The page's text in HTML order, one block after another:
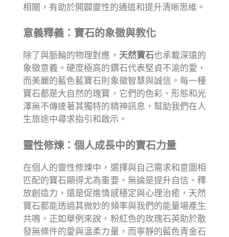
相關，有助於開闢靈性的通道和提升清晰思維。
意義釋義：寶石的象徵與教化
除了與脈輪的物理對應， 天然寶石也承載深遠的
象徵意義。硬度極高的鑽石代表堅貞不渝的愛，
而美麗的藍色藍寶石則象徵智慧與誠信。每一種
寶石都是大自然的瑰寶，它們的色彩、形態和光
澤無不傳達著其獨特的精神訊息，幫助我們在人
生旅途中尋求指引和啟示。
靈性修煉：個人成長中的寶石力量
在個人的靈性修煉中，選擇與自己需求和意圖相
匹配的寶石顯得尤為重要。無論是提升自信、釋
放創造力，還是促進情感穩定與心理治癒，天然
寶石都能透過其微妙的頻率與我們的能量場產生
共鳴。正如舉例來說，粉紅色的玫瑰石英助於散
發無條件的愛與溫柔力量，而寧靜的藍色青金石